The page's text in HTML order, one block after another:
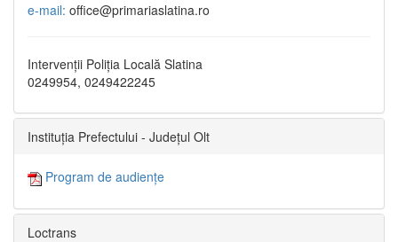
e-mail: office@primariaslatina.ro
Intervenții Poliția Locală Slatina
0249954, 0249422245
Instituția Prefectului - Județul Olt
Program de audiențe
Loctrans